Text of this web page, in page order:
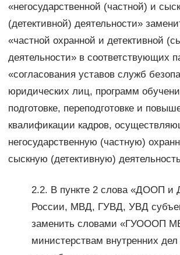
«негосударственной (частной) и
(детективной) деятельности»
«частной охранной и детективной
деятельности» в соответствующих
«согласования уставов служб
юридических лиц, программ
подготовке, переподготовке и
квалификации кадров,
негосударственную (частную)
сыскную (детективную)
2.2. В пункте 2 слова «ДООП
России, МВД, ГУВД, УВД
заменить словами «ГУОООП
министерствам внутренних дел